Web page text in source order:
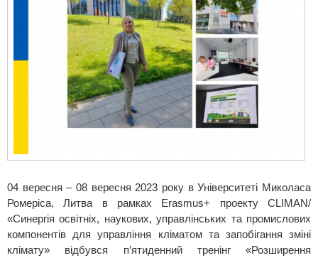
04 вересня – 08 вересня 2023 року в Університеті Миколаса
Ромеріса, Литва в рамках Erasmus+ проекту CLIMAN/
«Синергія освітніх, наукових, управлінських та промислових
компонентів для управління кліматом та запобігання зміні
клімату» відбувся п’ятиденний тренінг «Розширення